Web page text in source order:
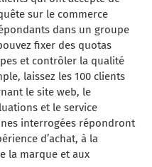
sur le commerce
dans un groupe
fixer des quotas
et contrôler la qualité
laissez les 100 clients
le site web, le
et le service
interrogées répondront
d’achat, à la
la marque et aux